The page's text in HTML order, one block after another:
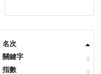
名次
關鍵字
指數